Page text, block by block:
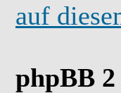
auf
phpBB 2